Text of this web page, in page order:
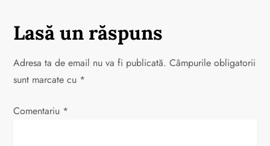
g
a
r
e
Lasă un răspuns
Adresa ta de email nu va fi publicată. Câmpurile obligatorii
sunt marcate cu *
Comentariu *